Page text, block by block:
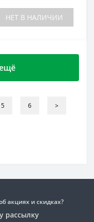
НЕТ В НАЛИЧИИ
5 6 >
акциях и скидках?
рассылку